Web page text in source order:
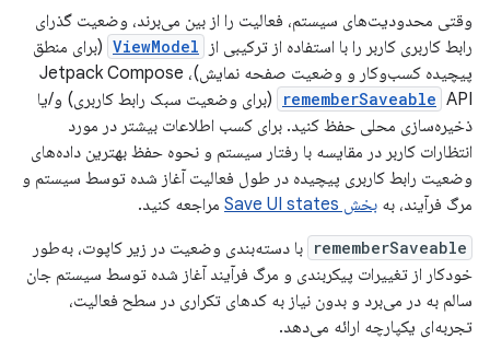
وقتی محدودیت‌های سیستم، فعالیت را از بین می‌برند، وضعیت گذرای
رابط کاربری کاربر را با استفاده از ترکیبی از
ViewModel (برای منطق
پیچیده کسب‌وکار و وضعیت صفحه نمایش)، Jetpack Compose
rememberSaveable
API (برای وضعیت سبک رابط کاربری) و/یا
ذخیره‌سازی محلی حفظ کنید. برای کسب اطلاعات بیشتر در مورد
انتظارات کاربر در مقایسه با رفتار سیستم و نحوه حفظ بهترین داده‌های
وضعیت رابط کاربری پیچیده در طول فعالیت آغاز شده توسط سیستم و
مرگ فرآیند، به بخش Save UI states مراجعه کنید.
rememberSaveable با دسته‌بندی وضعیت در زیر کاپوت، به‌طور
خودکار از تغییرات پیکربندی و مرگ فرآیند آغاز شده توسط سیستم جان
سالم به در می‌برد و بدون نیاز به کدهای تکراری در سطح فعالیت،
تجربه‌ای یکپارچه ارائه می‌دهد.